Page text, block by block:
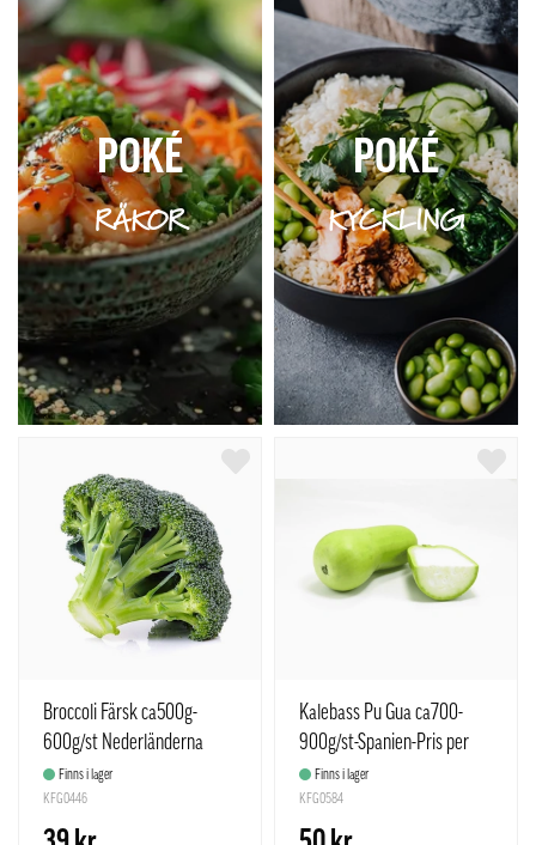
POKÉ
RÄKOR
POKÉ
KYCKLING
Broccoli Färsk ca500g-
600g/st Nederländerna
Finns i lager
KFG0446
Kalebass Pu Gua ca700-
900g/st-Spanien-Pris per
styckFinns i lager
KFG0584